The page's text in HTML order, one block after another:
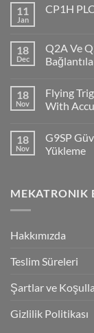
11
Jan
CP1H
CP1H
PLC
ile
Haberleşmesi
18
Dec
Q2A Ve
on
Q2A
Ve
NPN/PNP
Giriş
Bağlantılar
18
Nov
Flying
With
on
Flying
Trigger
Inspection
With
18
Nov
G9SP
Yükleme
G9SP
Güvenlik
Sürücüsü
MEKATRONIK
Hakkımızda
Teslim Süreleri
Şartlar ve
Gizlilik Politikası